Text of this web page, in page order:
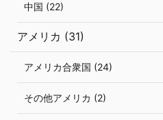
中国 (22)
アメリカ (31)
アメリカ合衆国 (24)
その他アメリカ (2)